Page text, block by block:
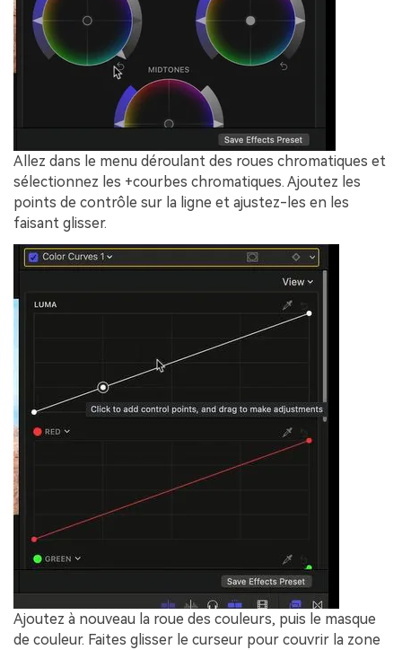
Allez dans le menu déroulant des roues chromatiques et
sélectionnez les +courbes chromatiques. Ajoutez les
points de contrôle sur la ligne et ajustez-les en les
faisant glisser.
Ajoutez à nouveau la roue des couleurs, puis le masque
de couleur. Faites glisser le curseur pour couvrir la zone